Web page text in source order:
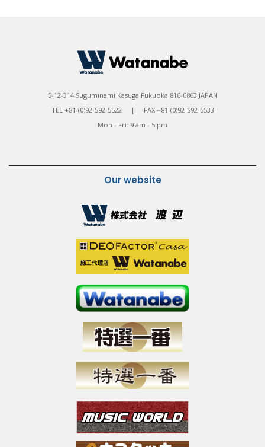
5-12-314 Suguminami Kasuga Fukuoka 816-0863 JAPAN
TEL +81-(0)92-592-5522 | FAX +81-(0)92-592-5533
Mon - Fri: 9 am - 5 pm
Our website